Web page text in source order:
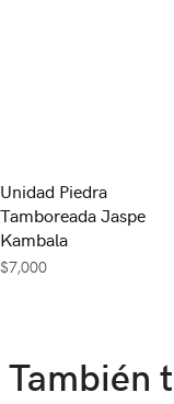
Unidad Piedra
Tamboreada Jaspe
Kambala
$7,000
También